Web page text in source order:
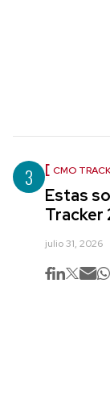
3 CMO
Estas
Tracker
julio 31, 2026